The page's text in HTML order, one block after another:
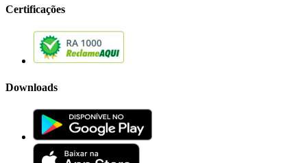
Certificações
Downloads